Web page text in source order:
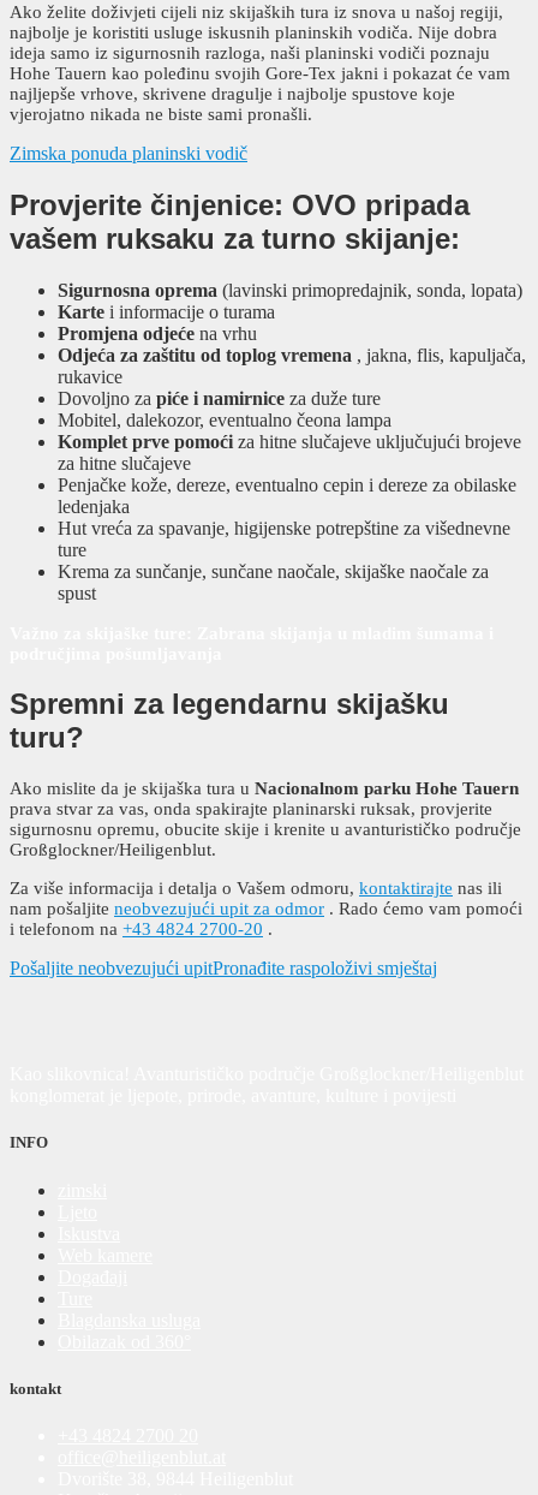
Ako želite doživjeti cijeli niz skijaških tura iz snova u našoj regiji,
najbolje je koristiti usluge iskusnih planinskih vodiča. Nije dobra
ideja samo iz sigurnosnih razloga, naši planinski vodiči poznaju
Hohe Tauern kao poleđinu svojih Gore-Tex jakni i pokazat će vam
najljepše vrhove, skrivene dragulje i najbolje spustove koje
vjerojatno nikada ne biste sami pronašli.
Zimska ponuda planinski vodič
Provjerite činjenice: OVO pripada
vašem ruksaku za turno skijanje:
Sigurnosna oprema (lavinski primopredajnik, sonda, lopata)
Karte i informacije o turama
Promjena odjeće na vrhu
Odjeća za zaštitu od toplog vremena , jakna, flis, kapuljača,
rukavice
Dovoljno za piće i namirnice za duže ture
Mobitel, dalekozor, eventualno čeona lampa
Komplet prve pomoći za hitne slučajeve uključujući brojeve
za hitne slučajeve
Penjačke kože, dereze, eventualno cepin i dereze za obilaske
ledenjaka
Hut vreća za spavanje, higijenske potrepštine za višednevne
ture
Krema za sunčanje, sunčane naočale, skijaške naočale za
spust
Spremni za legendarnu skijašku
turu?
Ako mislite da je skijaška tura u Nacionalnom parku Hohe Tauern
prava stvar za vas, onda spakirajte planinarski ruksak, provjerite
sigurnosnu opremu, obucite skije i krenite u avanturističko područje
Großglockner/Heiligenblut.
Za više informacija i detalja o Vašem odmoru, kontaktirajte nas ili
nam pošaljite neobvezujući upit za odmor . Rado ćemo vam pomoći
i telefonom na +43 4824 2700-20 .
Pošaljite neobvezujući upitPronađite raspoloživi smještaj
INFO
kontakt